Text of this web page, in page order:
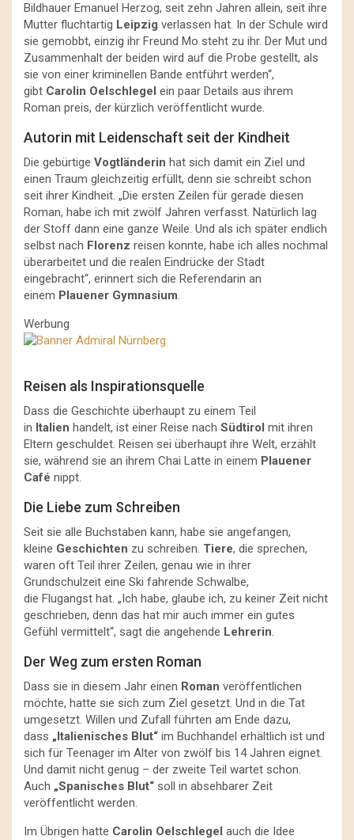
Bildhauer Emanuel Herzog, seit zehn Jahren allein, seit ihre
Mutter fluchtartig Leipzig verlassen hat. In der Schule wird
sie gemobbt, einzig ihr Freund Mo steht zu ihr. Der Mut und
Zusammenhalt der beiden wird auf die Probe gestellt, als
sie von einer kriminellen Bande entführt werden“,
gibt Carolin Oelschlegel ein paar Details aus ihrem
Roman preis, der kürzlich veröffentlicht wurde.
Autorin mit Leidenschaft seit der Kindheit
Die gebürtige Vogtländerin hat sich damit ein Ziel und
einen Traum gleichzeitig erfüllt, denn sie schreibt schon
seit ihrer Kindheit. „Die ersten Zeilen für gerade diesen
Roman, habe ich mit zwölf Jahren verfasst. Natürlich lag
der Stoff dann eine ganze Weile. Und als ich später endlich
selbst nach Florenz reisen konnte, habe ich alles nochmal
überarbeitet und die realen Eindrücke der Stadt
eingebracht“, erinnert sich die Referendarin an
einem Plauener Gymnasium.
Werbung
Reisen als Inspirationsquelle
Dass die Geschichte überhaupt zu einem Teil
in Italien handelt, ist einer Reise nach Südtirol mit ihren
Eltern geschuldet. Reisen sei überhaupt ihre Welt, erzählt
sie, während sie an ihrem Chai Latte in einem Plauener
Café nippt.
Die Liebe zum Schreiben
Seit sie alle Buchstaben kann, habe sie angefangen,
kleine Geschichten zu schreiben. Tiere, die sprechen,
waren oft Teil ihrer Zeilen, genau wie in ihrer
Grundschulzeit eine Ski fahrende Schwalbe,
die Flugangst hat. „Ich habe, glaube ich, zu keiner Zeit nicht
geschrieben, denn das hat mir auch immer ein gutes
Gefühl vermittelt“, sagt die angehende Lehrerin.
Der Weg zum ersten Roman
Dass sie in diesem Jahr einen Roman veröffentlichen
möchte, hatte sie sich zum Ziel gesetzt. Und in die Tat
umgesetzt. Willen und Zufall führten am Ende dazu,
dass „Italienisches Blut“ im Buchhandel erhältlich ist und
sich für Teenager im Alter von zwölf bis 14 Jahren eignet.
Und damit nicht genug – der zweite Teil wartet schon.
Auch „Spanisches Blut“ soll in absehbarer Zeit
veröffentlicht werden.
Im Übrigen hatte Carolin Oelschlegel auch die Idee